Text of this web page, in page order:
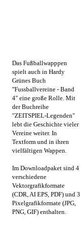
Das Fußballwapppen
spielt auch in Hardy
Grünes Buch
"Fussballvereine - Band
4" eine große Rolle. Mit
der Buchreihe
"ZEITSPIEL-Legenden"
lebt die Geschichte vieler
Vereine weiter. In
Textform und in ihren
vielfältigen Wappen.
Im Downloadpaket sind 4
verschiedene
Vektorgrafikformate
(CDR, AI EPS, PDF) und 3
Pixelgrafikformate (JPG,
PNG, GIF) enthalten.